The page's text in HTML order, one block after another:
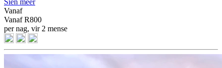
Sien meer
Vanaf
Vanaf R800
per nag, vir 2 mense